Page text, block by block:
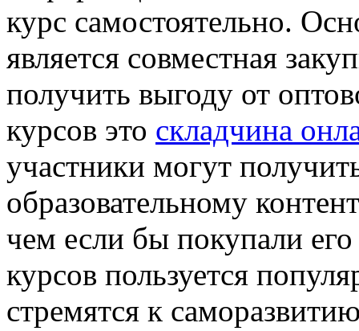
курс самостоятельно.
является совместная
получить выгоду от
курсов это складчина
участники могут
образовательному
чем если бы покупали
курсов пользуется
стремятся к